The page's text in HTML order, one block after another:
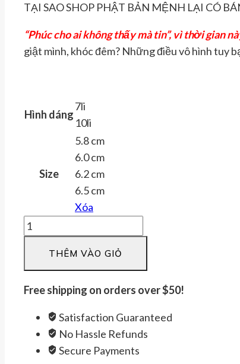
từ
300.000 ₫
đến
TẠI SAO SHOP PHẬT BẢN MỆNH LẠI CÓ
“Phúc cho ai không thấy mà tin”, vì thời gian
giật mình, khóc đêm? Những điều vô hình tuy
Hình dáng
7li
10li
Size
5.8 cm
6.0 cm
6.2 cm
6.5 cm
Xóa
Vòng
đồng
tay
dẹt
tròn
chất
liệu
THÊM VÀO GIỎ
Free shipping on orders over $50!
Satisfaction Guaranteed
No Hassle Refunds
Secure Payments